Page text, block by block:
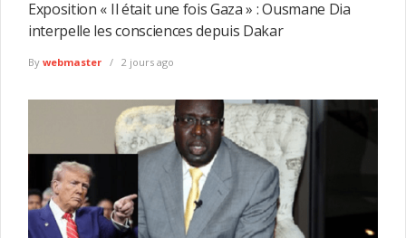
Exposition « Il était une fois Gaza » : Ousmane Dia
interpelle les consciences depuis Dakar
By webmaster 2 jours ago